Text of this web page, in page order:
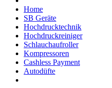
Home
SB Geräte
Hochdrucktechnik
Hochdruckreiniger
Schlauchaufroller
Kompressoren
Cashless Payment
Autodüfte